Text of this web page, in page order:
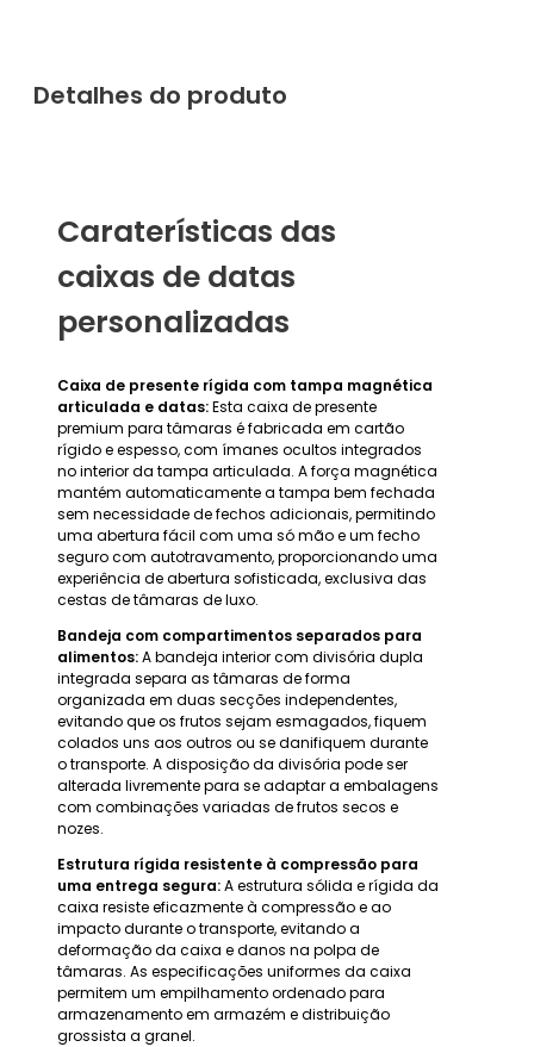
Detalhes do produto
Caraterísticas das
caixas de datas
personalizadas
Caixa de presente rígida com tampa magnética
articulada e datas:Esta caixa de presente
premium para tâmaras é fabricada em cartão
rígido e espesso, com ímanes ocultos integrados
no interior da tampa articulada. A força magnética
mantém automaticamente a tampa bem fechada
sem necessidade de fechos adicionais, permitindo
uma abertura fácil com uma só mão e um fecho
seguro com autotravamento, proporcionando uma
experiência de abertura sofisticada, exclusiva das
cestas de tâmaras de luxo.
Bandeja com compartimentos separados para
alimentos:A bandeja interior com divisória dupla
integrada separa as tâmaras de forma
organizada em duas secções independentes,
evitando que os frutos sejam esmagados, fiquem
colados uns aos outros ou se danifiquem durante
o transporte. A disposição da divisória pode ser
alterada livremente para se adaptar a embalagens
com combinações variadas de frutos secos e
nozes.
Estrutura rígida resistente à compressão para
uma entrega segura:A estrutura sólida e rígida da
caixa resiste eficazmente à compressão e ao
impacto durante o transporte, evitando a
deformação da caixa e danos na polpa de
tâmaras. As especificações uniformes da caixa
permitem um empilhamento ordenado para
armazenamento em armazém e distribuição
grossista a granel.